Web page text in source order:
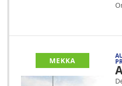
MEKKA